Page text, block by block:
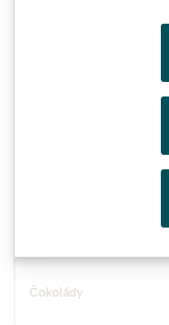
Nejlepší
Čokolády